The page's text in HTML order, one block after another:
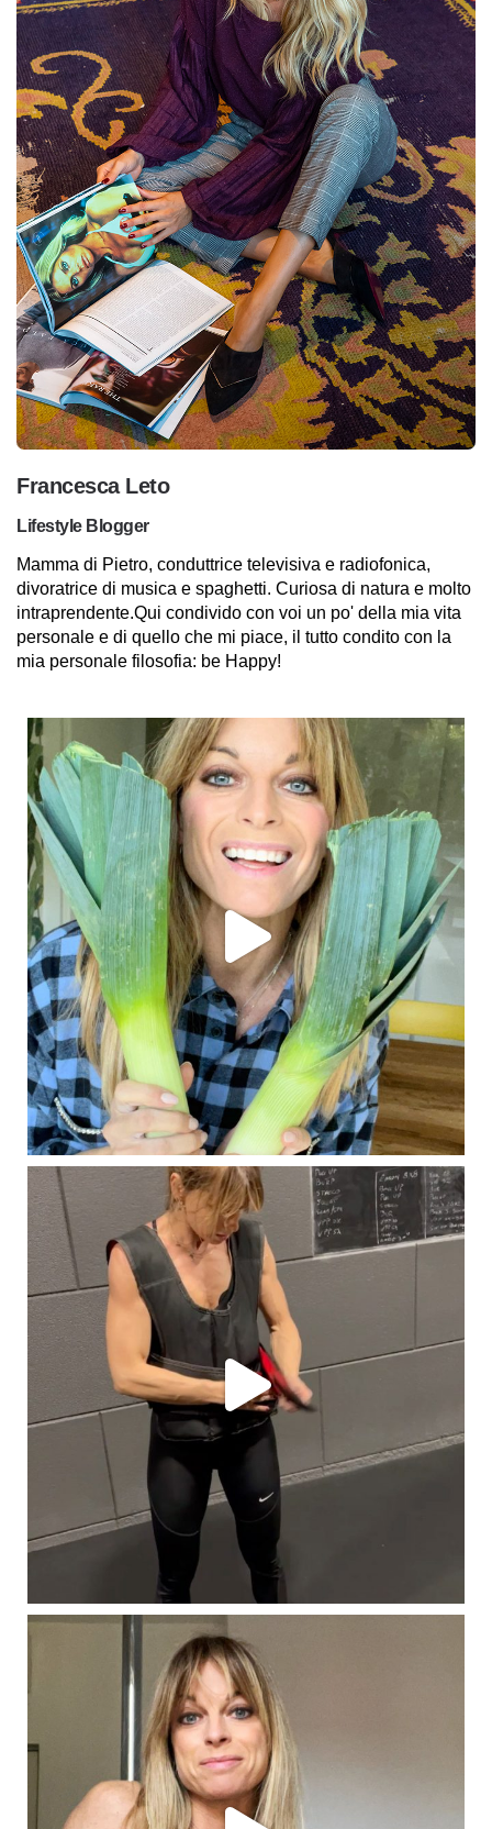
Francesca Leto
Lifestyle Blogger
Mamma di Pietro, conduttrice televisiva e radiofonica,
divoratrice di musica e spaghetti. Curiosa di natura e molto
intraprendente.Qui condivido con voi un po' della mia vita
personale e di quello che mi piace, il tutto condito con la
mia personale filosofia: be Happy!